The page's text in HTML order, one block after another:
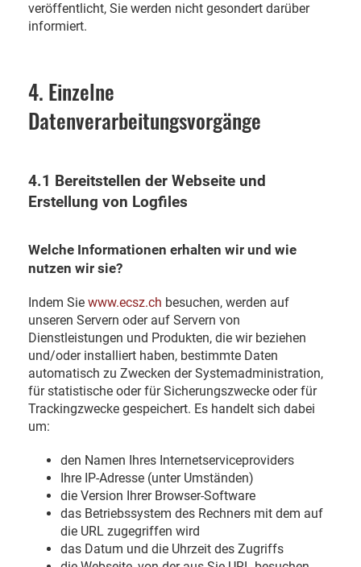
veröffentlicht, Sie werden nicht gesondert darüber
informiert.
4. Einzelne
Datenverarbeitungsvorgänge
4.1 Bereitstellen der Webseite und
Erstellung von Logfiles
Welche Informationen erhalten wir und wie
nutzen wir sie?
Indem Sie www.ecsz.ch besuchen, werden auf
unseren Servern oder auf Servern von
Dienstleistungen und Produkten, die wir beziehen
und/oder installiert haben, bestimmte Daten
automatisch zu Zwecken der Systemadministration,
für statistische oder für Sicherungszwecke oder für
Trackingzwecke gespeichert. Es handelt sich dabei
um:
den Namen Ihres Internetserviceproviders
Ihre IP-Adresse (unter Umständen)
die Version Ihrer Browser-Software
das Betriebssystem des Rechners mit dem auf
die URL zugegriffen wird
das Datum und die Uhrzeit des Zugriffs